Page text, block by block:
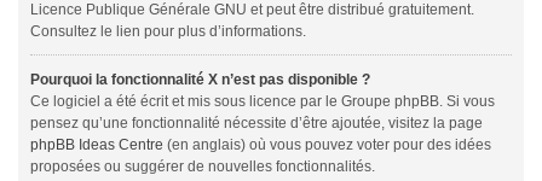
Licence Publique Générale GNU et peut être distribué gratuitement.
Consultez le lien pour plus d’informations.
Pourquoi la fonctionnalité X n’est pas disponible ?
Ce logiciel a été écrit et mis sous licence par le Groupe phpBB. Si vous
pensez qu’une fonctionnalité nécessite d’être ajoutée, visitez la page
phpBB Ideas Centre (en anglais) où vous pouvez voter pour des idées
proposées ou suggérer de nouvelles fonctionnalités.